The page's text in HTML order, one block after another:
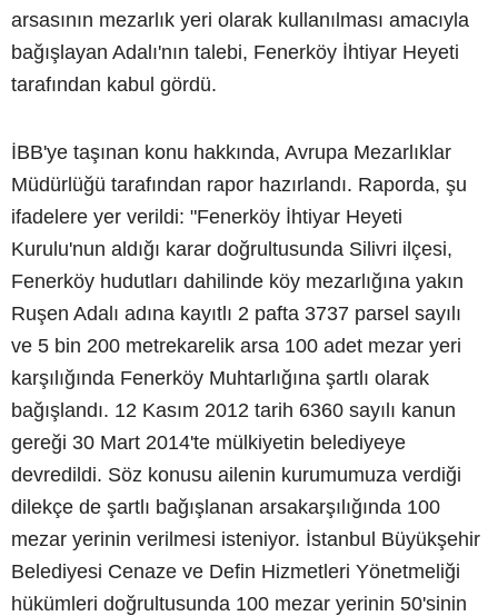
arsasının mezarlık yeri olarak kullanılması amacıyla
bağışlayan Adalı'nın talebi, Fenerköy İhtiyar Heyeti
tarafından kabul gördü.
İBB'ye taşınan konu hakkında, Avrupa Mezarlıklar
Müdürlüğü tarafından rapor hazırlandı. Raporda, şu
ifadelere yer verildi: "Fenerköy İhtiyar Heyeti
Kurulu'nun aldığı karar doğrultusunda Silivri ilçesi,
Fenerköy hudutları dahilinde köy mezarlığına yakın
Ruşen Adalı adına kayıtlı 2 pafta 3737 parsel sayılı
ve 5 bin 200 metrekarelik arsa 100 adet mezar yeri
karşılığında Fenerköy Muhtarlığına şartlı olarak
bağışlandı. 12 Kasım 2012 tarih 6360 sayılı kanun
gereği 30 Mart 2014'te mülkiyetin belediyeye
devredildi. Söz konusu ailenin kurumumuza verdiği
dilekçe de şartlı bağışlanan arsakarşılığında 100
mezar yerinin verilmesi isteniyor. İstanbul Büyükşehir
Belediyesi Cenaze ve Defin Hizmetleri Yönetmeliği
hükümleri doğrultusunda 100 mezar yerinin 50'sinin